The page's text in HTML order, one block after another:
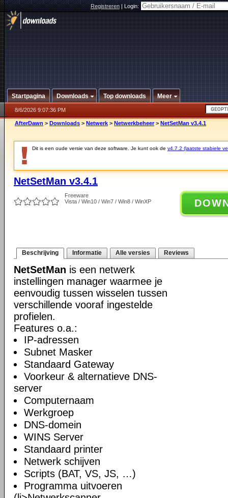
Registreren|Login:
Startpagina Downloads Top downloads Meer
8/6/2026 9:07:36 PM
AfterDawn > Downloads > Netwerk > Netwerkbeheer > NetSetMan v3.4.1
Dit is een oude versie van deze software. Je kunt ook de v4.7.2 (laatste stabiele
NetSetMan v3.4.1
Freeware
Vista / Win10 / Win7 / Win8 / WinXP
Beschrijving Informatie Alle versies Reviews
NetSetMan is een netwerk
instellingen manager waarmee je
eenvoudig tussen wisselen tussen
verschillende vooraf ingestelde
profielen.
Features o.a.:
IP-adressen
Subnet Masker
Standaard Gateway
Voorkeur & alternatieve DNS-
server
Computernaam
Werkgroep
DNS-domein
WINS Server
Standaard printer
Netwerk schijven
Scripts (BAT, VS, JS, …)
Programma uitvoeren